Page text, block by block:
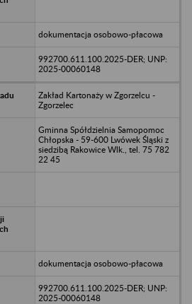
dokumentacja osobowo-płacowa
992700.611.100.2025-DER; UNP:
2025-00060148
Zakład Kartonaży w Zgorzelcu -
Zgorzelec
Gminna Spółdzielnia Samopomoc
Chłopska - 59-600 Lwówek Śląski z
siedzibą Rakowice Wlk., tel. 75 782
22 45
dokumentacja osobowo-płacowa
992700.611.100.2025-DER; UNP:
2025-00060148